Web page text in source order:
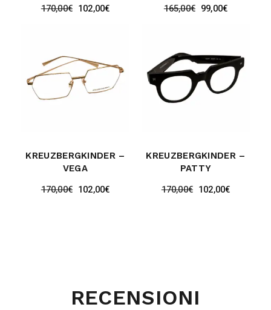
170,00€ 102,00€ 165,00€ 99,00€
KREUZBERGKINDER –
VEGA
170,00€ 102,00€
KREUZBERGKINDER –
PATTY
170,00€ 102,00€
RECENSIONI